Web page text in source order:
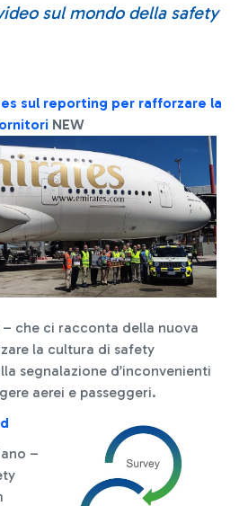
sul mondo della safety
sul reporting per rafforzare la
NEW
– che ci racconta della nuova
la cultura di safety
segnalazione d’inconvenienti
aerei e passeggeri.
–